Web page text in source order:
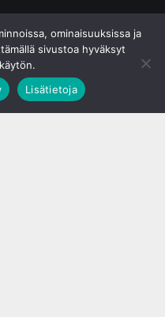
ominaisuuksissa ja
sivustoa hyväksyt
Lisätietoja